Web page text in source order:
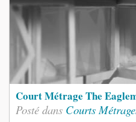
Court Métrage The
Posté dans Courts